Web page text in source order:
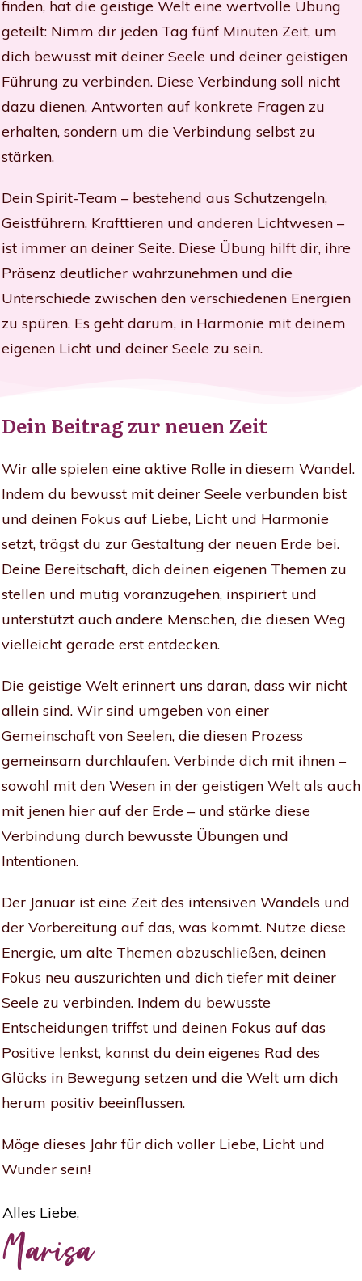
finden, hat die geistige Welt eine wertvolle Übung
geteilt: Nimm dir jeden Tag fünf Minuten Zeit, um
dich bewusst mit deiner Seele und deiner geistigen
Führung zu verbinden. Diese Verbindung soll nicht
dazu dienen, Antworten auf konkrete Fragen zu
erhalten, sondern um die Verbindung selbst zu
stärken.
Dein Spirit-Team – bestehend aus Schutzengeln,
Geistführern, Krafttieren und anderen Lichtwesen –
ist immer an deiner Seite. Diese Übung hilft dir, ihre
Präsenz deutlicher wahrzunehmen und die
Unterschiede zwischen den verschiedenen Energien
zu spüren. Es geht darum, in Harmonie mit deinem
eigenen Licht und deiner Seele zu sein.
Dein Beitrag zur neuen Zeit
Wir alle spielen eine aktive Rolle in diesem Wandel.
Indem du bewusst mit deiner Seele verbunden bist
und deinen Fokus auf Liebe, Licht und Harmonie
setzt, trägst du zur Gestaltung der neuen Erde bei.
Deine Bereitschaft, dich deinen eigenen Themen zu
stellen und mutig voranzugehen, inspiriert und
unterstützt auch andere Menschen, die diesen Weg
vielleicht gerade erst entdecken.
Die geistige Welt erinnert uns daran, dass wir nicht
allein sind. Wir sind umgeben von einer
Gemeinschaft von Seelen, die diesen Prozess
gemeinsam durchlaufen. Verbinde dich mit ihnen –
sowohl mit den Wesen in der geistigen Welt als auch
mit jenen hier auf der Erde – und stärke diese
Verbindung durch bewusste Übungen und
Intentionen.
Der Januar ist eine Zeit des intensiven Wandels und
der Vorbereitung auf das, was kommt. Nutze diese
Energie, um alte Themen abzuschließen, deinen
Fokus neu auszurichten und dich tiefer mit deiner
Seele zu verbinden. Indem du bewusste
Entscheidungen triffst und deinen Fokus auf das
Positive lenkst, kannst du dein eigenes Rad des
Glücks in Bewegung setzen und die Welt um dich
herum positiv beeinflussen.
Möge dieses Jahr für dich voller Liebe, Licht und
Wunder sein!
Alles Liebe,
Marisa